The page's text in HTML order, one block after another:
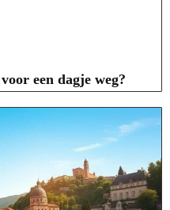
een dagje weg?